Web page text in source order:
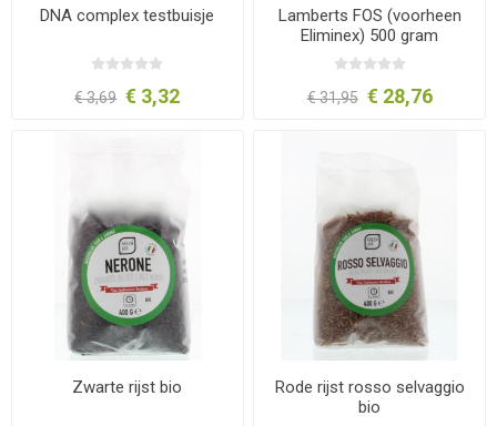
DNA complex testbuisje
€ 3,69 € 3,32
Lamberts FOS (voorheen
Eliminex) 500 gram
€ 31,95 € 28,76
Zwarte rijst bio
Rode rijst rosso selvaggio
bio